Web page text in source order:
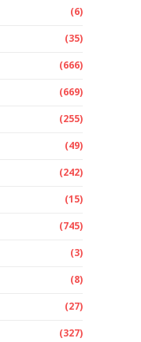
(6)
(35)
(666)
(669)
(255)
(49)
(242)
(15)
(745)
(3)
(8)
(27)
(327)